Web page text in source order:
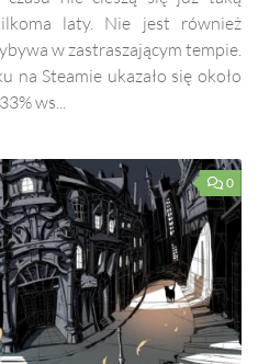
laty. Nie jest również
w zastraszającym tempie.
na Steamie ukazało się około
ws...
0